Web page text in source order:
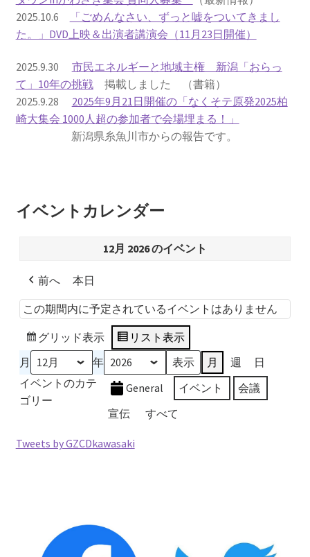
書籍
2022.12.29 原発事故と甲状腺がん
2023.1.26 「脱原発」成長論
2023.2.7 いまこそ私は原発に反対します
南海トラフ巨大地震でも原発は大丈夫と言う人々
2025.9.30 市民エネルギーと地域主権
2026.5.3 原発を止めた町
2026.5.6 テレビと原発報道の60年
2026.5.15 原発をとめた人びと
他サイト
2025.10.6
「ごめんなさい、ずっと嘘をついてきまし
た。」DVD上映＆出演者講演会（11月23日開催）
2025.9.30 市民エネルギーと地域主権 新潟「おらっ
て」10年の挑戦掲載しました （書籍）
2025.9.28 2025年9月21日開催の「なくそテ原発2025柏
崎大集会 1000人超の参加者で会場埋まる！」
新潟県糸魚川市からの報告です。
イベントカレンダー
12月 2026 のイベント
前へ 本日
この期間内に予定されているイベントはありません
グリッド表示 リスト 表示
月
年 月 週
日
イベントのカテ
ゴリー
General イベント
会議
宣伝
すべて
Tweets by GZCDkawasaki